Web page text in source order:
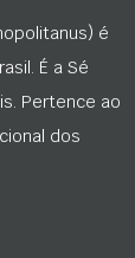
é
É a Sé
Pertence ao
dos